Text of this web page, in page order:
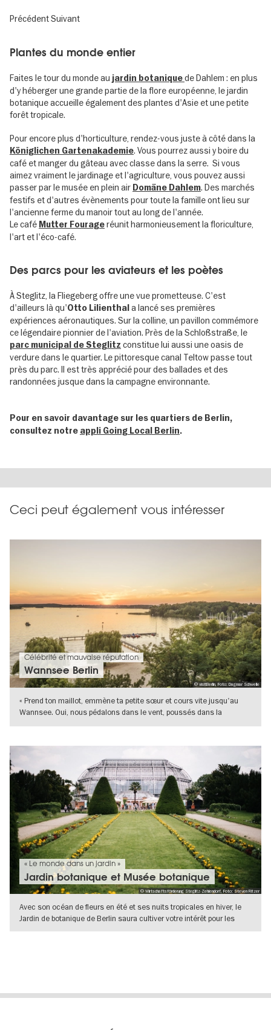
PrécédentSuivant
Plantes du monde entier
Faites le tour du monde au jardin botaniquede Dahlem : en plus
d'y héberger une grande partie de la flore européenne, le jardin
botanique accueille également des plantes d'Asie et une petite
forêt tropicale.
Pour encore plus d'horticulture, rendez-vous juste à côté dans la
Königlichen Gartenakademie. Vous pourrez aussi y boire du
café et manger du gâteau avec classe dans la serre. Si vous
aimez vraiment le jardinage et l'agriculture, vous pouvez aussi
passer par le musée en plein air Domäne Dahlem. Des marchés
festifs et d'autres évènements pour toute la famille ont lieu sur
l'ancienne ferme du manoir tout au long de l'année.
Le café Mutter Fourageréunit harmonieusement la floriculture,
l'art et l'éco-café.
Des parcs pour les aviateurs et les poètes
À Steglitz, la Fliegeberg offre une vue prometteuse. C'est
d'ailleurs là qu'Otto Lilienthal a lancé ses premières
expériences aéronautiques. Sur la colline, un pavillon commémore
ce légendaire pionnier de l'aviation. Près de la Schloßstraße, le
parc municipal de Steglitz constitue lui aussi une oasis de
verdure dans le quartier. Le pittoresque canal Teltow passe tout
près du parc. Il est très apprécié pour des ballades et des
randonnées jusque dans la campagne environnante.
Pour en savoir davantage sur les quartiers de Berlin,
consultez notre appli Going Local Berlin.
Ceci peut également vous intéresser
© visitBerlin, Foto: Dagmar Schwelle
Célébrité et mauvaise réputation
Wannsee Berlin
« Prend ton maillot, emmène ta petite sœur et cours vite jusqu'au
Wannsee. Oui, nous pédalons dans le vent, poussés dans la
© Wirtschaftsförderung Steglitz-Zehlendorf, Foto: Steven Ritzer
« Le monde dans un jardin »
Jardin botanique et Musée botanique
Avec son océan de fleurs en été et ses nuits tropicales en hiver, le
Jardin de botanique de Berlin saura cultiver votre intérêt pour les